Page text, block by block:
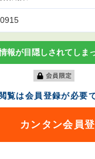
報が目隠しされてしま
覧は会員登録が必要
カンタン会員